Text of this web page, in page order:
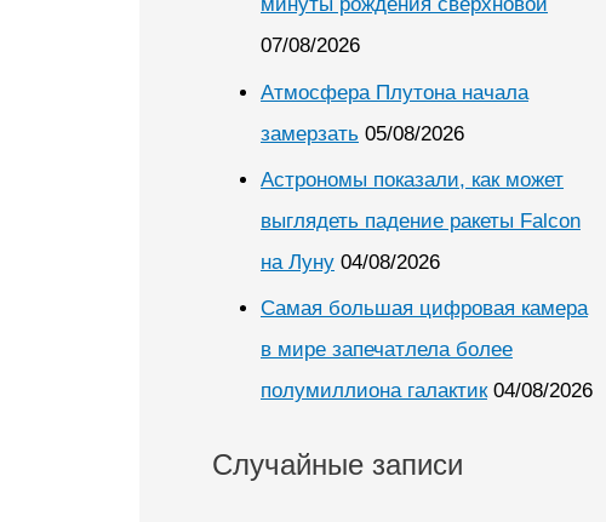
07/08/2026
Атмосфера Плутона начала
замерзать 05/08/2026
Астрономы показали, как может
выглядеть падение ракеты Falcon
на Луну 04/08/2026
Самая большая цифровая камера
в мире запечатлела более
полумиллиона галактик 04/08/2026
Случайные записи